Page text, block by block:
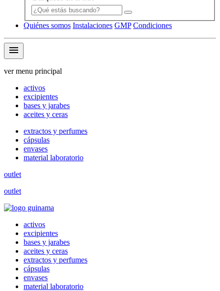
Quiénes somos Instalaciones GMP Condiciones
menu
ver menu principal
activos
excipientes
bases y jarabes
aceites y ceras
extractos y perfumes
cápsulas
envases
material laboratorio
outlet
outlet
activos
excipientes
bases y jarabes
aceites y ceras
extractos y perfumes
cápsulas
envases
material laboratorio